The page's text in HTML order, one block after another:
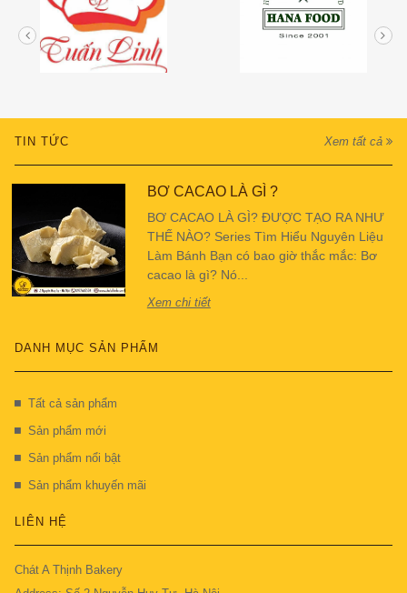
TIN TỨC Xem tất cả
BƠ CACAO LÀ GÌ ?
BƠ CACAO LÀ GÌ? ĐƯỢC TẠO RA NHƯ
THẾ NÀO? Series Tìm Hiểu Nguyên Liệu
Làm Bánh Bạn có bao giờ thắc mắc: Bơ
cacao là gì? Nó...
Xem chi tiết
DANH MỤC SẢN PHẨM
Tất cả sản phẩm
Sản phẩm mới
Sản phẩm nổi bật
Sản phẩm khuyến mãi
LIÊN HỆ
Chát A Thịnh Bakery